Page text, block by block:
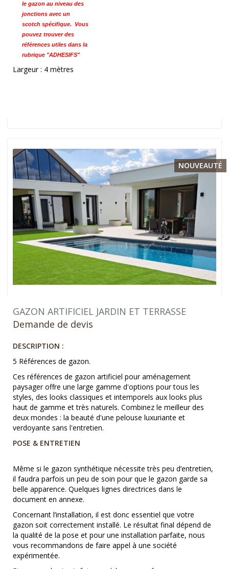
le gazon au niveau des
jonctions avec un
scotch spécifique. Vous
pouvez trouver des
références utiles dans la
rubrique "ADHESIFS"
Largeur : 4 mètres
NOUVEAUTÉ
GAZON ARTIFICIEL JARDIN ET TERRASSE
Demande de devis
DESCRIPTION :
5 Références de gazon.
Ces références de gazon artificiel pour aménagement
paysager offre une large gamme d'options pour tous les
styles, des looks classiques et intemporels aux looks plus
haut de gamme et très naturels. Combinez le meilleur des
deux mondes : la beauté d'une pelouse luxuriante et
verdoyante sans l'entretien.
POSE & ENTRETIEN
Même si le gazon synthétique nécessite très peu d’entretien,
il faudra parfois un peu de soin pour que le gazon garde sa
belle apparence. Quelques lignes directrices dans le
document en annexe.
Concernant l’installation, il est donc essentiel que votre
gazon soit correctement installé. Le résultat final dépend de
la qualité de la pose et pour une installation parfaite, nous
vous recommandons de faire appel à une société
expérimentée.